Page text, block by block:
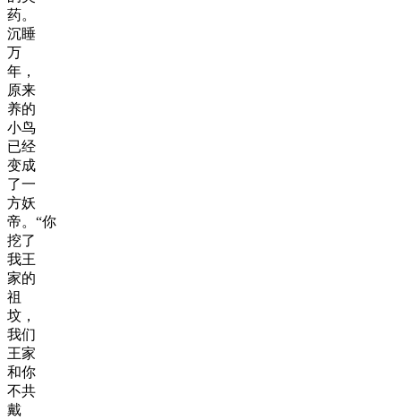
药。
沉睡
万
年，
原来
养的
小鸟
已经
变成
了一
方妖
帝。“你
挖了
我王
家的
祖
坟，
我们
王家
和你
不共
戴